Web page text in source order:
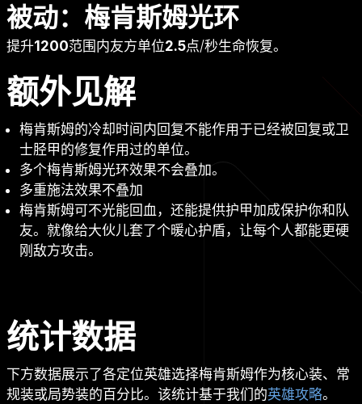
被动：梅肯斯姆光环
提升1200范围内友方单位2.5点/秒生命恢复。
额外见解
梅肯斯姆的冷却时间内回复不能作用于已经被回复或卫
士胫甲的修复作用过的单位。
多个梅肯斯姆光环效果不会叠加。
多重施法效果不叠加
梅肯斯姆可不光能回血，还能提供护甲加成保护你和队
友。就像给大伙儿套了个暖心护盾，让每个人都能更硬
刚敌方攻击。
统计数据
下方数据展示了各定位英雄选择梅肯斯姆作为核心装、常
规装或局势装的百分比。该统计基于我们的英雄攻略。